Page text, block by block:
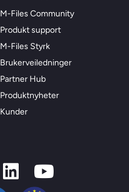
M-Files Community
Produkt support
M-Files Styrk
Brukerveiledninger
Partner Hub
Produktnyheter
Kunder